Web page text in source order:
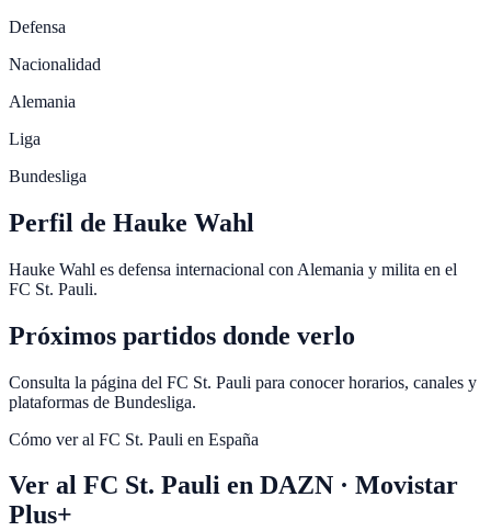
Defensa
Nacionalidad
Alemania
Liga
Bundesliga
Perfil de Hauke Wahl
Hauke Wahl es defensa internacional con Alemania y milita en el
FC St. Pauli.
Próximos partidos donde verlo
Consulta la página del FC St. Pauli para conocer horarios, canales y
plataformas de Bundesliga.
Cómo ver al FC St. Pauli en España
Ver al FC St. Pauli en DAZN · Movistar
Plus+